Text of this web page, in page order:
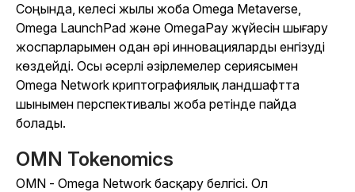
Соңында, келесі жылы жоба Omega Metaverse,
Omega LaunchPad және OmegaPay жүйесін шығару
жоспарларымен одан әрі инновацияларды енгізуді
көздейді. Осы әсерлі әзірлемелер сериясымен
Omega Network криптографиялық ландшафтта
шынымен перспективалы жоба ретінде пайда
болады.
OMN Tokenomics
OMN - Omega Network басқару белгісі. Ол